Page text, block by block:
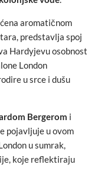
aromatičnom
predstavlja spoj
Hardyjevu osobnost
London
u srce i dušu
Bergerom i
pojavljuje u ovom
u sumrak,
koje reflektiraju